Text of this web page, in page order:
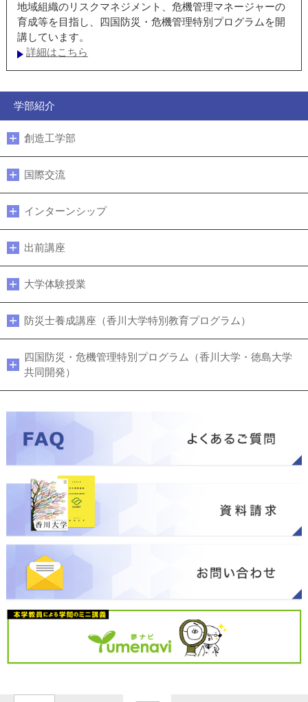
地域組織のリスクマネジメント、危機管理マネージャーの
育成等を目指し、四国防災・危機管理特別プログラムを開
講しています。
詳細はこちら
学部紹介
創造工学部
国際交流
インターンシップ
出前講座
大学体験授業
防災士養成講座（香川大学特別教育プログラム）
四国防災・危機管理特別プログラム（香川大学・徳島大学
共同開発）